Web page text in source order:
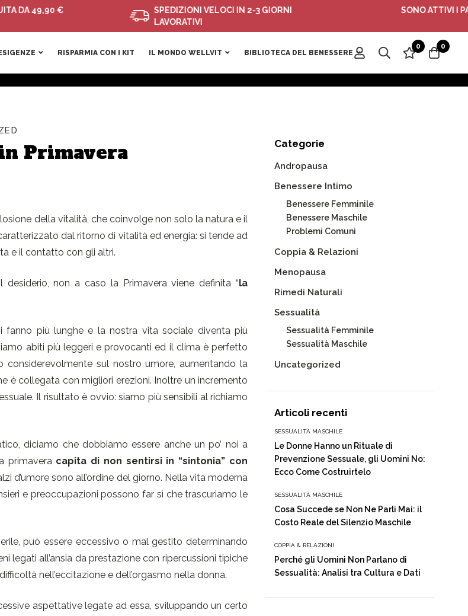
49,90 €
SPEDIZIONI VELOCI IN 2-3 GIORNI
LAVORATIVI
SONO ATTIVI I
ESIGENZE RISPARMIA CON I KIT IL MONDO WELLVIT BIBLIOTECA DEL BENESSERE
0 0
Primavera
della vitalità, che coinvolge non solo la natura e il
dal ritorno di vitalità ed energia: si tende ad
e il contatto con gli altri.
non a caso la Primavera viene definita “la
fanno più lunghe e la nostra vita sociale diventa più
abiti più leggeri e provocanti ed il clima è perfetto
considerevolmente sul nostro umore, aumentando la
è collegata con migliori erezioni. Inoltre un incremento
Il risultato è ovvio: siamo più sensibili al richiamo
diciamo che dobbiamo essere anche un po’ noi a
primavera capita di non sentirsi in “sintonia” con
d’umore sono all’ordine del giorno. Nella vita moderna
e preoccupazioni possono far sì che trascuriamo le
può essere eccessivo o mal gestito determinando
legati all’ansia da prestazione con ripercussioni tipiche
nell’eccitazione e dell’orgasmo nella donna.
aspettative legate ad essa, sviluppando un certo
Categorie
Andropausa
Benessere Intimo
Benessere Femminile
Benessere Maschile
Problemi Comuni
Coppia & Relazioni
Menopausa
Rimedi Naturali
Sessualità
Sessualità Femminile
Sessualità Maschile
Uncategorized
Articoli recenti
SESSUALITÀ MASCHILE
Le Donne Hanno un Rituale di
Prevenzione Sessuale, gli Uomini No:
Ecco Come Costruirtelo
SESSUALITÀ MASCHILE
Cosa Succede se Non Ne Parli Mai: il
Costo Reale del Silenzio Maschile
COPPIA & RELAZIONI
Perché gli Uomini Non Parlano di
Sessualità: Analisi tra Cultura e Dati